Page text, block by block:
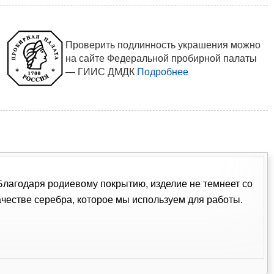
Проверить подлинность украшения можно
на сайте Федеральной пробирной палаты
— ГИИС ДМДК Подробнее
родиевому покрытию, изделие не темнеет со
серебра, которое мы используем для работы.